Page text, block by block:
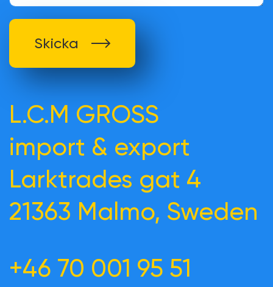
Skicka
L.C.M GROSS
import & export
Larktrades gat 4
21363 Malmo, Sweden
+46 70 001 95 51